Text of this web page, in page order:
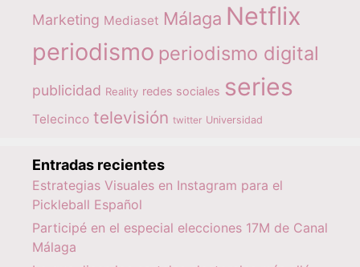
Marketing Mediaset Málaga Netflix
periodismo periodismo digital
publicidad Reality redes sociales series
Telecinco televisión twitter Universidad
Entradas recientes
Estrategias Visuales en Instagram para el
Pickleball Español
Participé en el especial elecciones 17M de Canal
Málaga